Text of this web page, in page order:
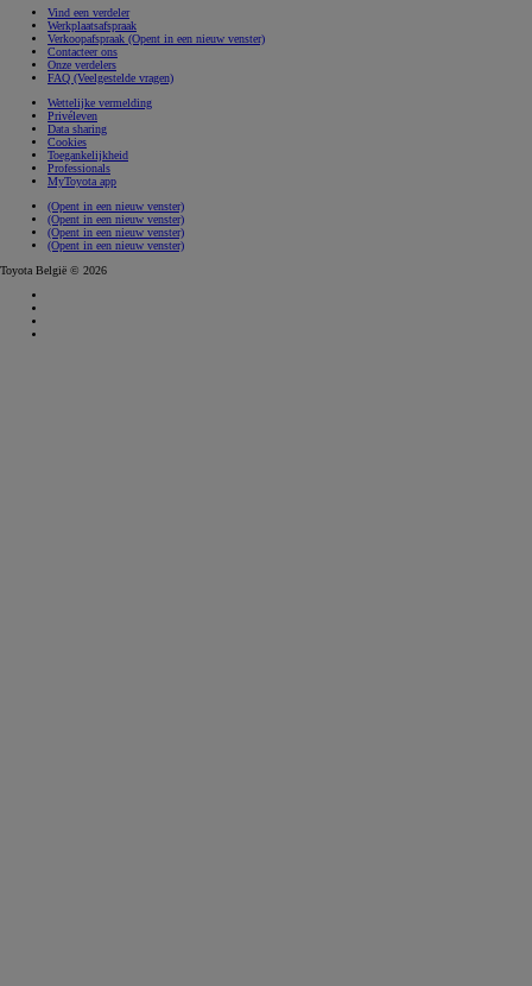
Vind een verdeler
Werkplaatsafspraak
Verkoopafspraak (Opent in een nieuw venster)
Contacteer ons
Onze verdelers
FAQ (Veelgestelde vragen)
Wettelijke vermelding
Privéleven
Data sharing
Cookies
Toegankelijkheid
Professionals
MyToyota app
(Opent in een nieuw venster)
(Opent in een nieuw venster)
(Opent in een nieuw venster)
(Opent in een nieuw venster)
Toyota België © 2026